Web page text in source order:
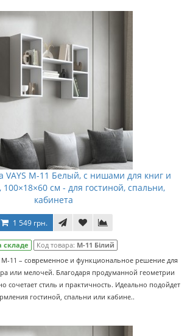
VAYS M-11 Белый, с нишами для книг и
см - для гостиной, спальни,
кабинета
1 549 грн.
складе Код товара: M-11 Білий
M-11 – современное и функциональное решение для
или мелочей. Благодаря продуманной геометрии
сочетает стиль и практичность. Идеально подойдет
гостиной, спальни или кабине..